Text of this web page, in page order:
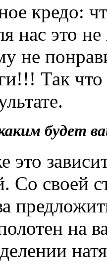
кредо:
нас это
не
Так
будет
Со своей
на